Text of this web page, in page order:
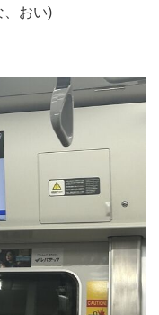
、おい)